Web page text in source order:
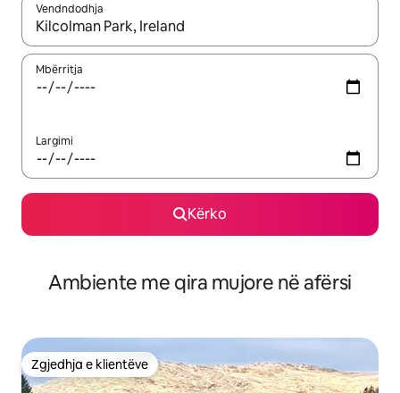
Vendndodhja
Kur rezultatet të jenë të disponueshme, lëviz me butonat e
Mbërritja
Largimi
Kërko
Ambiente me qira mujore në afërsi
Zgjedhja e klientëve
Zgjedhja e klientëve